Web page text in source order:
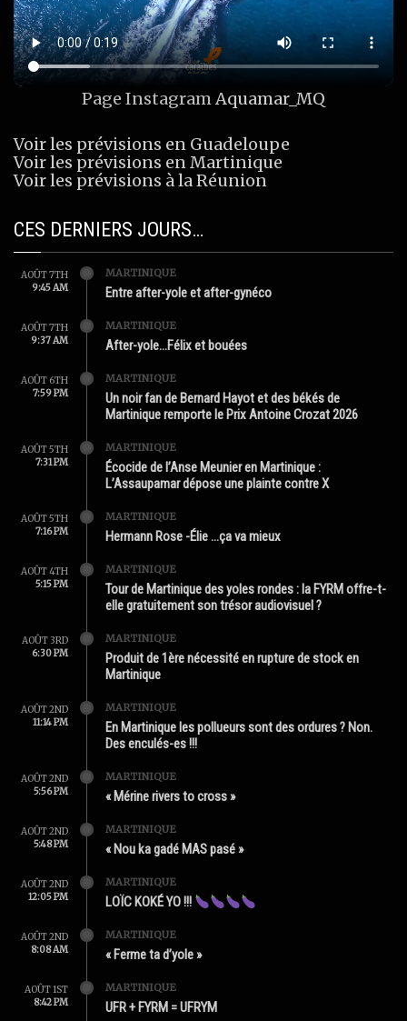
Page InstagramAquamar_MQ
Voir les prévisions en Guadeloupe
Voir les prévisions en Martinique
Voir les prévisions à la Réunion
CES DERNIERS JOURS…
AOÛT 7TH
9:45 AM
MARTINIQUE
Entre after-yole et after-gynéco
AOÛT 7TH
9:37 AM
MARTINIQUE
After-yole…Félix et bouées
AOÛT 6TH
7:59 PM
MARTINIQUE
Un noir fan de Bernard Hayot et des békés de
Martinique remporte le Prix Antoine Crozat 2026
AOÛT 5TH
7:31 PM
MARTINIQUE
Écocide de l’Anse Meunier en Martinique :
L’Assaupamar dépose une plainte contre X
AOÛT 5TH
7:16 PM
MARTINIQUE
Hermann Rose -Élie …ça va mieux
AOÛT 4TH
5:15 PM
MARTINIQUE
Tour de Martinique des yoles rondes : la FYRM offre-t-
elle gratuitement son trésor audiovisuel ?
AOÛT 3RD
6:30 PM
MARTINIQUE
Produit de 1ère nécessité en rupture de stock en
Martinique
AOÛT 2ND
11:14 PM
MARTINIQUE
En Martinique les pollueurs sont des ordures ? Non.
Des enculés-es !!!
AOÛT 2ND
5:56 PM
MARTINIQUE
« Mérine rivers to cross »
AOÛT 2ND
5:48 PM
MARTINIQUE
« Nou ka gadé MAS pasé »
AOÛT 2ND
12:05 PM
MARTINIQUE
LOÏC KOKÉ YO !!!
AOÛT 2ND
8:08 AM
MARTINIQUE
« Ferme ta d’yole »
AOÛT 1ST
8:42 PM
MARTINIQUE
UFR + FYRM = UFRYM